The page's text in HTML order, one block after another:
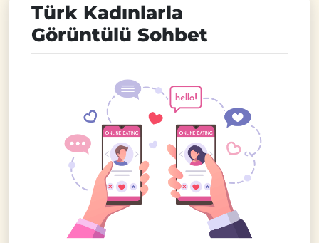
Türk Kadınlarla
Görüntülü Sohbet